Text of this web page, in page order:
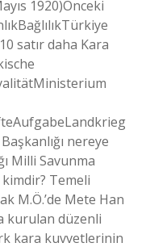
1920)Önceki
satır daha Kara
nereye
Milli Savunma
Temeli
M.Ö.’de Mete Han
kurulan düzenli
kara kuvvetlerinin